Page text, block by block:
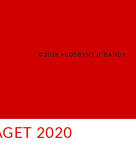
©2026,+EDSBYNS IF BANDY
2020